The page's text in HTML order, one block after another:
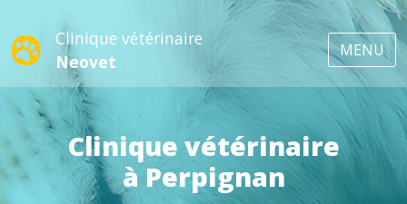
Clinique vétérinaire
Neovet
MENU
Clinique vétérinaire
à Perpignan